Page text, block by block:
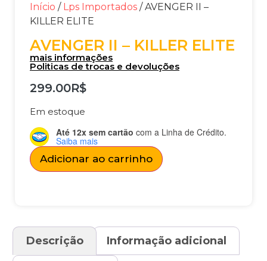
Início / Lps Importados / AVENGER II –
KILLER ELITE
AVENGER II – KILLER ELITE
mais informações
Politicas de trocas e devoluções
299.00R$
Em estoque
Até 12x sem cartão com a Linha de Crédito.
Saiba mais
Adicionar ao carrinho
Descrição Informação adicional